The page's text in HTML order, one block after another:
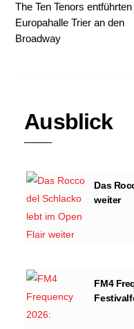
The Ten Tenors
Europahalle Trier an den
Broadway
Ausblick
Das
weiter
FM4